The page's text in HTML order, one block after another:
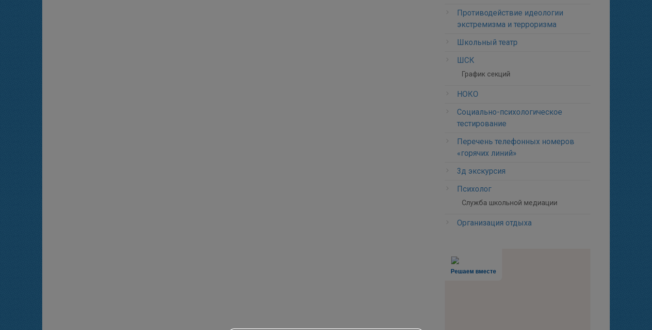
Противодействие идеологии
экстремизма и терроризма
Школьный театр
ШСК
График секций
НОКО
Социально-психологическое
тестирование
Перечень телефонных номеров
«горячих линий»
3д экскурсия
Психолог
Служба школьной медиации
Организация отдыха
Решаем вместе